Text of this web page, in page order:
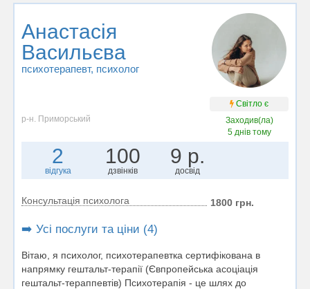
Анастасія
Васильєва
психотерапевт, психолог
Світло є
р-н. Приморський
Заходив(ла)
5 днів тому
2
відгука
100
дзвінків
9 р.
досвід
Консультація психолога 1800 грн.
➡️ Усі послуги та ціни (4)
Вітаю, я психолог, психотерапевтка сертифікована в
напрямку гештальт-терапії (Євпропейська асоціація
гештальт-тераппевтів) Психотерапія - це шлях до